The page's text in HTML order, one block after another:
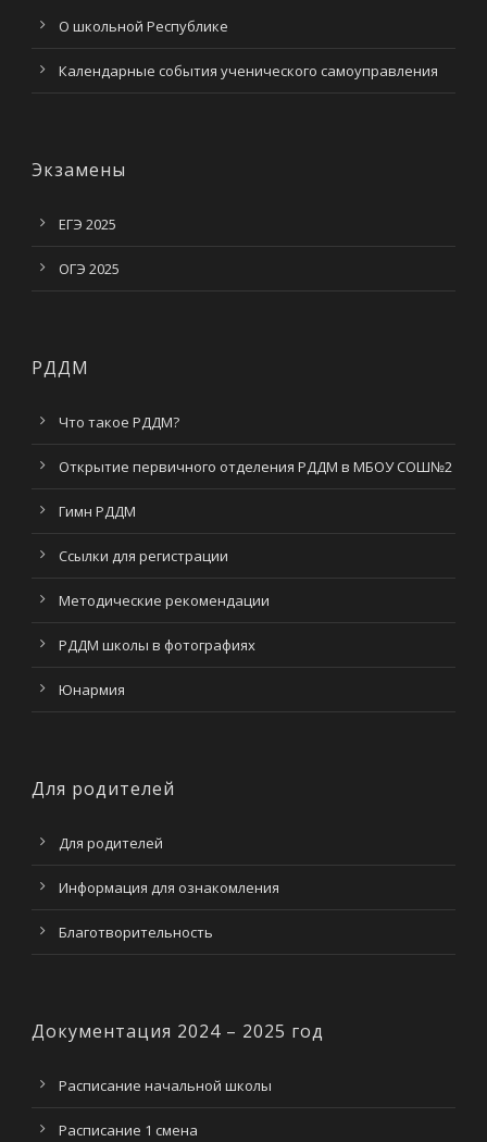
О школьной Республике
Календарные события ученического самоуправления
Экзамены
ЕГЭ 2025
ОГЭ 2025
РДДМ
Что такое РДДМ?
Открытие первичного отделения РДДМ в МБОУ СОШ№2
Гимн РДДМ
Ссылки для регистрации
Методические рекомендации
РДДМ школы в фотографиях
Юнармия
Для родителей
Для родителей
Информация для ознакомления
Благотворительность
Документация 2024 – 2025 год
Расписание начальной школы
Расписание 1 смена